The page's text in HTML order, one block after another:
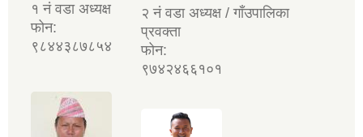
१ नं वडा अध्यक्ष
फोन:
९८४४३८७८५४
२ नं वडा अध्यक्ष / गाँउपालिका
प्रवक्ता
फोन:
९७४२४६६१०१